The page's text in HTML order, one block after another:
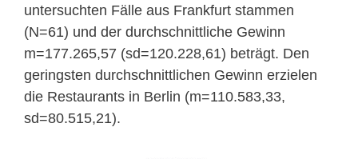
untersuchten Fälle aus Frankfurt stammen
(N=61) und der durchschnittliche Gewinn
m=177.265,57 (sd=120.228,61) beträgt. Den
geringsten durchschnittlichen Gewinn erzielen
die Restaurants in Berlin (m=110.583,33,
sd=80.515,21).